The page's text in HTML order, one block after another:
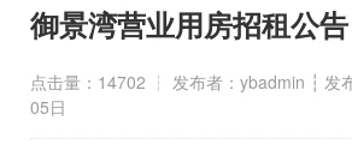
御景湾营业用房招租公告
点击量：14702 ┆ 发布者：ybadmin ┆ 发
05日